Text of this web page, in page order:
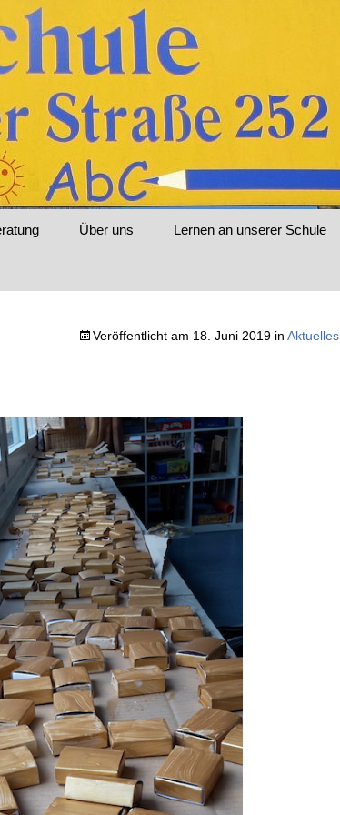
Straße
Über uns Lernen an unserer Schule
Veröffentlicht am 18. Juni 2019 in Aktuelles